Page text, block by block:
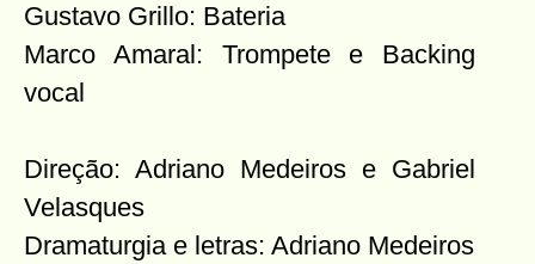
Gustavo Grillo: Bateria
Marco Amaral: Trompete e Backing
vocal
Direção: Adriano Medeiros e Gabriel
Velasques
Dramaturgia e letras: Adriano Medeiros